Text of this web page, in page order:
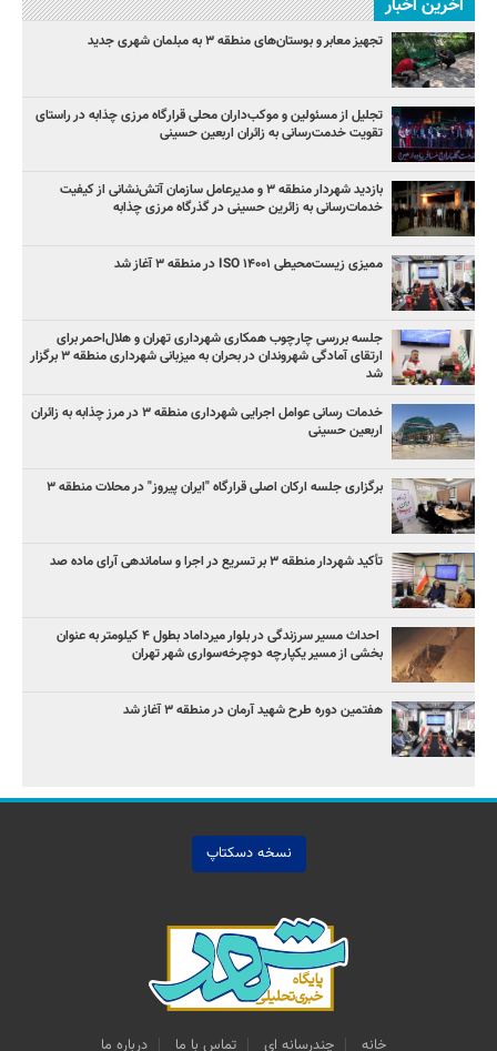
آخرین اخبار
تجهیز معابر و بوستان‌های منطقه ۳ به مبلمان شهری جدید
تجلیل از مسئولین و موکب‌داران محلی قرارگاه مرزی چذابه در راستای
تقویت خدمت‌رسانی به زائران اربعین حسینی
‌بازدید شهردار منطقه ۳ و مدیرعامل سازمان آتش‌نشانی از کیفیت
خدمات‌رسانی به زائرین حسینی در گذرگاه مرزی چذابه
ممیزی زیست‌محیطی ISO ۱۴۰۰۱ در منطقه ۳ آغاز شد
جلسه بررسی چارچوب همکاری شهرداری تهران و هلال‌احمر برای
ارتقای آمادگی شهروندان در بحران به میزبانی شهرداری منطقه ۳ برگزار
شد
خدمات رسانی عوامل اجرایی شهرداری منطقه ۳ در مرز چذابه به زائران
اربعین حسینی
برگزاری جلسه ارکان اصلی قرارگاه "ایران پیروز" در محلات منطقه ۳
تأکید شهردار منطقه ۳ بر تسریع در اجرا و ساماندهی آرای ماده صد
‌ احداث مسیر سرزندگی در بلوار میرداماد بطول ۴ کیلومتر به عنوان
بخشی از مسیر یکپارچه دوچرخه‌سواری شهر تهران
هفتمین دوره طرح شهید آرمان در منطقه ۳ آغاز شد
نسخه دسکتاپ
خانه چندرسانه اي تماس با ما درباره ما